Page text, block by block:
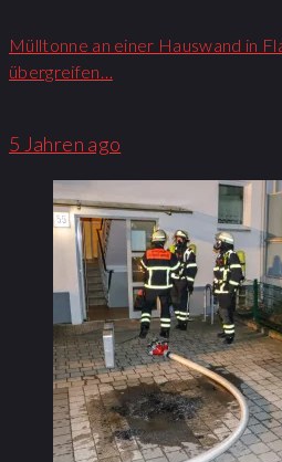
Mülltonne an einer Hauswand in
übergreifen…
5 Jahren ago